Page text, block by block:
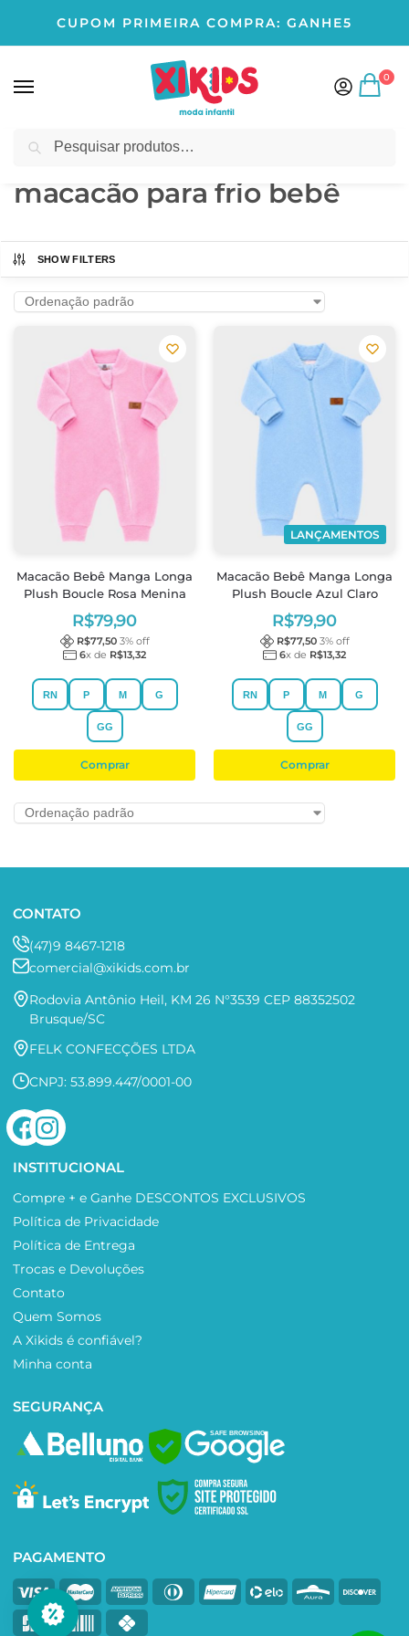
CUPOM PRIMEIRA COMPRA: GANHE5
0
Início Produtos marcados com a tag “macacão para frio bebê”
macacão para frio bebê
SHOW FILTERS
Macacão Bebê Manga Longa
Plush Boucle Rosa Menina
R$79,90
R$77,50 3% off
6x de R$13,32
RN P M G
GG
Comprar
LANÇAMENTOS
Macacão Bebê Manga Longa
Plush Boucle Azul Claro
R$79,90
R$77,50 3% off
6x de R$13,32
RN P M G
GG
Comprar
CONTATO
(47)9 8467-1218
comercial@xikids.com.br
Rodovia Antônio Heil, KM 26 N°3539 CEP 88352502
Brusque/SC
FELK CONFECÇÕES LTDA
CNPJ: 53.899.447/0001-00
INSTITUCIONAL
Compre + e Ganhe DESCONTOS EXCLUSIVOS
Política de Privacidade
Política de Entrega
Trocas e Devoluções
Contato
Quem Somos
A Xikids é confiável?
Minha conta
SEGURANÇA
SAFE BROWSING
PAGAMENTO